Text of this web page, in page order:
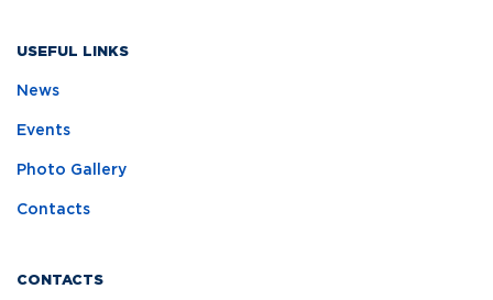
USEFUL LINKS
News
Events
Photo Gallery
Contacts
CONTACTS